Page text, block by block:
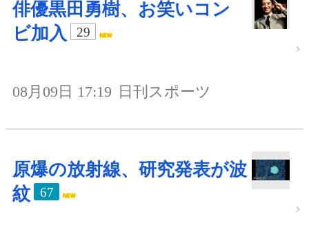
俳優黒田勇樹、お笑いコン
ビ加入
29
08月09日 17:19 日刊スポーツ
原爆の放射線、研究発表が波
紋
67